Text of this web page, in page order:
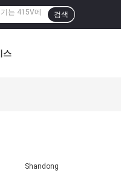
검색
스
Shandong